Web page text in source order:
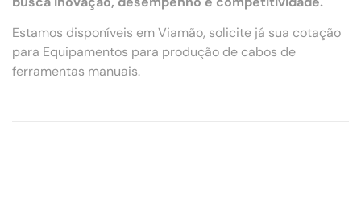
Estamos disponíveis em Viamão, solicite já sua cotação
para Equipamentos para produção de cabos de
ferramentas manuais.